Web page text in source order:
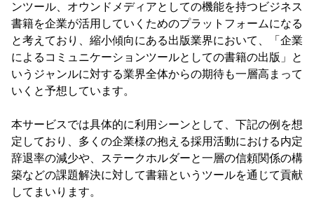
ンツール、オウンドメディアとしての機能を持つビジネス
書籍を企業が活用していくためのプラットフォームになる
と考えており、縮小傾向にある出版業界において、「企業
によるコミュニケーションツールとしての書籍の出版」と
いうジャンルに対する業界全体からの期待も一層高まって
いくと予想しています。
本サービスでは具体的に利用シーンとして、下記の例を想
定しており、多くの企業様の抱える採用活動における内定
辞退率の減少や、ステークホルダーと一層の信頼関係の構
築などの課題解決に対して書籍というツールを通じて貢献
してまいります。